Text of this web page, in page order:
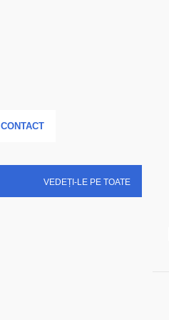
CONTACT
VEDEȚI-LE PE TOATE